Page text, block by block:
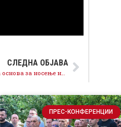
СЛЕДНА ОБЈАВА
Заев: Постигната е доволна добра основа за носење на Законот за ЈО, овозможуваме правда без скриени амнестии
ПРЕС-КОНФЕРЕНЦИИ